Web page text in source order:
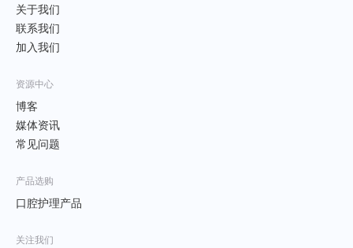
关于我们
联系我们
加入我们
资源中心
博客
媒体资讯
常见问题
产品选购
口腔护理产品
关注我们